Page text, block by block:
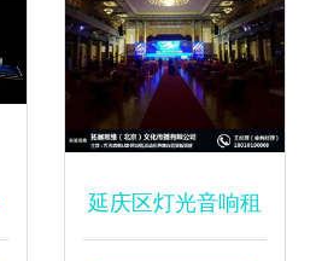
延庆区灯光音响租